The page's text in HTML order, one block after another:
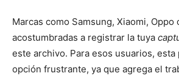
Marcas como Samsung, Xiaomi, Oppo
acostumbradas a registrar la tuya
este archivo. Para esos usuarios, esta
opción frustrante, ya que agrega el